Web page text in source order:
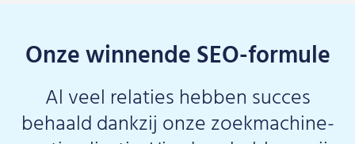
Onze winnende SEO-formule
Al veel relaties hebben succes
behaald dankzij onze zoekmachine-